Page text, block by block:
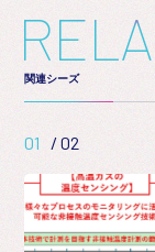
REL A
関連シーズ
01 /02